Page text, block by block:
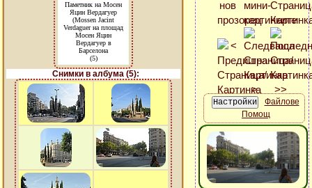
Паметник на Мосен
Яцин Вердагуер
(Mossen Jacint
Verdaguer на площад
Мосен Яцин
Вердагуер в
Барселона
(5)
Снимки в албума (5):
Файлове
Помощ